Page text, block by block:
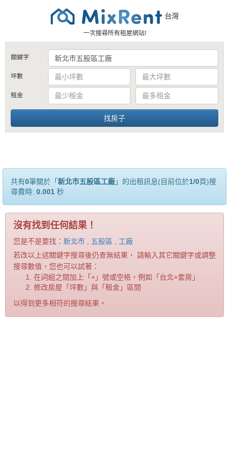
台灣
一次搜尋所有租屋網站!
關鍵字
坪數
租金
共有0筆關於「 新北市五股區工廠」的出租訊息(目前位於1/0頁)搜
尋費時: 0.001 秒
沒有找到任何結果！
您是不是要找： 新北市 , 五股區 , 工廠
若改以上述關鍵字搜尋後仍查無結果， 請輸入其它關鍵字或調整
搜尋數值，您也可以試著：
在詞組之間加上「+」號或空格，例如「台北+套房」
修改房屋「坪數」與「租金」區間
以得到更多相符的搜尋結果。